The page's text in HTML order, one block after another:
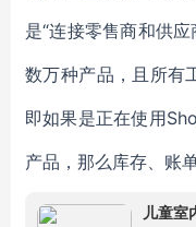
是“连接零售商和供
数万种产品，且所有
即如果是正在使用
产品，那么库存、账
儿童室